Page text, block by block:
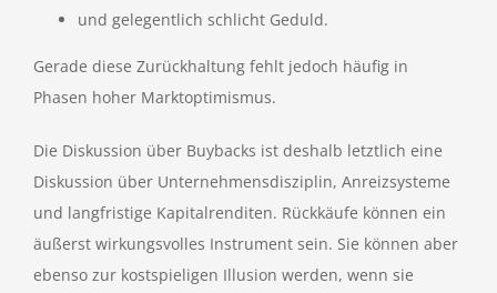
und gelegentlich schlicht Geduld.
Gerade diese Zurückhaltung fehlt jedoch häufig in
Phasen hoher Marktoptimismus.
Die Diskussion über Buybacks ist deshalb letztlich eine
Diskussion über Unternehmensdisziplin, Anreizsysteme
und langfristige Kapitalrenditen. Rückkäufe können ein
äußerst wirkungsvolles Instrument sein. Sie können aber
ebenso zur kostspieligen Illusion werden, wenn sie